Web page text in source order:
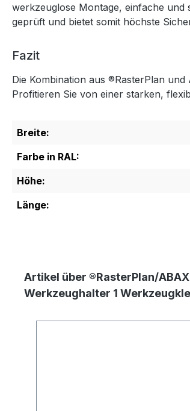
werkzeuglose Montage, einfache und
geprüft und bietet somit höchste
Fazit
Die Kombination aus ®RasterPlan
Profitieren Sie von einer starken,
Breite:
Farbe in RAL:
Höhe:
Länge:
Artikel über ®RasterPlan/
Werkzeughalter 1